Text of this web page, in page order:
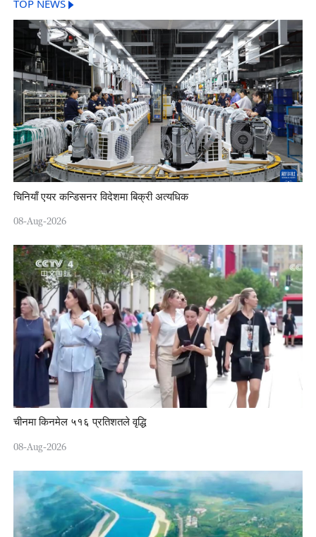
TOP NEWS
चिनियाँ एयर कन्डिसनर विदेशमा बिक्री अत्यधिक
08-Aug-2026
चीनमा किनमेल ५१६ प्रतिशतले वृद्धि
08-Aug-2026